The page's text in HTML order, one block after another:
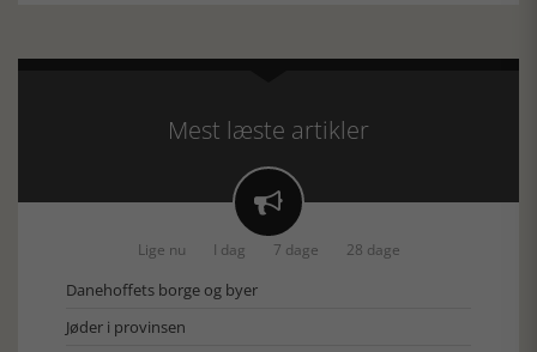
Mest læste artikler

Lige nu I dag 7 dage 28 dage
Danehoffets borge og byer
Jøder i provinsen